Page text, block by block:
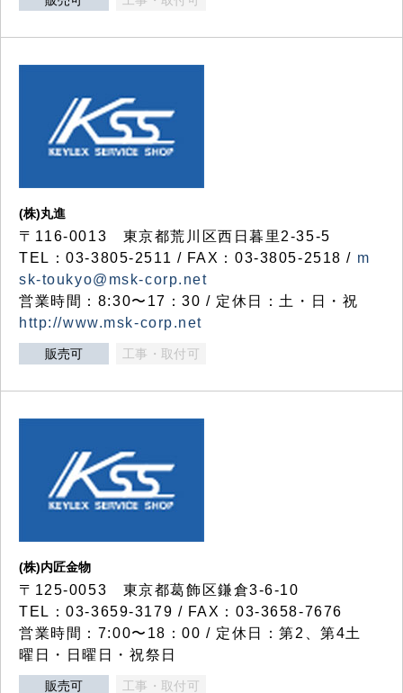
(株)丸進
〒116-0013 東京都荒川区西日暮里2-35-5
TEL：03-3805-2511 / FAX：03-3805-2518 / m
sk-toukyo@msk-corp.net
営業時間：8:30〜17：30 / 定休日：土・日・祝
http://www.msk-corp.net
販売可 工事・取付可
(株)内匠金物
〒125-0053 東京都葛飾区鎌倉3-6-10
TEL：03-3659-3179 / FAX：03-3658-7676
営業時間：7:00〜18：00 / 定休日：第2、第4土
曜日・日曜日・祝祭日
販売可 工事・取付可